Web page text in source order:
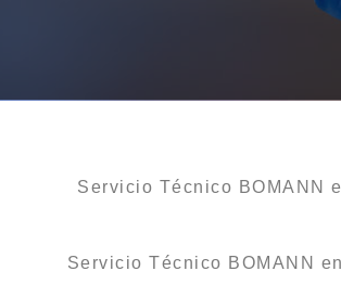
Servicio Técnico BOMANN
Servicio Técnico BOMANN